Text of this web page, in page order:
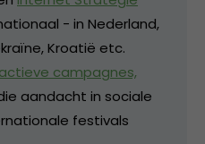
- in Nederland,
Kroatië etc.
campagnes,
aandacht in sociale
festivals